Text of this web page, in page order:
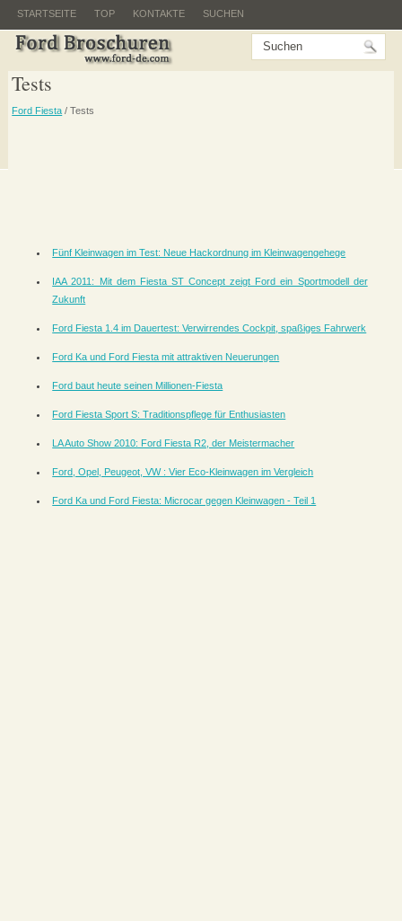
STARTSEITE TOP KONTAKTE SUCHEN
Tests
Ford Fiesta / Tests
Fünf Kleinwagen im Test: Neue Hackordnung im Kleinwagengehege
IAA 2011: Mit dem Fiesta ST Concept zeigt Ford ein Sportmodell der
Zukunft
Ford Fiesta 1.4 im Dauertest: Verwirrendes Cockpit, spaßiges Fahrwerk
Ford Ka und Ford Fiesta mit attraktiven Neuerungen
Ford baut heute seinen Millionen-Fiesta
Ford Fiesta Sport S: Traditionspflege für Enthusiasten
LA Auto Show 2010: Ford Fiesta R2, der Meistermacher
Ford, Opel, Peugeot, VW : Vier Eco-Kleinwagen im Vergleich
Ford Ka und Ford Fiesta: Microcar gegen Kleinwagen - Teil 1